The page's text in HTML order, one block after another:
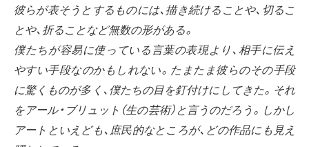
彼らが表そうとするものには、描き続けることや、切るこ
とや、折ることなど無数の形がある。
僕たちが容易に使っている言葉の表現より、相手に伝え
やすい手段なのかもしれない。たまたま彼らのその手段
に驚くものが多く、僕たちの目を釘付けにしてきた。それ
をアール・ブリュット（生の芸術）と言うのだろう。しかし
アートといえども、庶民的なところが、どの作品にも見え